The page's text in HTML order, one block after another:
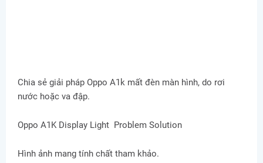
Chia sẻ giải pháp Oppo A1k mất đèn màn hình, do rơi
nước hoặc va đập.
Oppo A1K Display Light Problem Solution
Hình ảnh mang tính chất tham khảo.